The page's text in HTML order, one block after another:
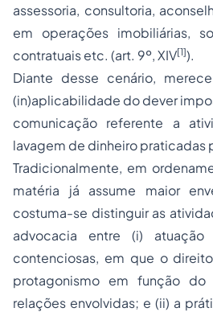
assessoria, consultoria,
em operações imobiliárias,
contratuais etc. (art. 9º, XIV[1]).
Diante desse cenário,
(in)aplicabilidade do dever
comunicação referente a
lavagem de dinheiropraticadas
Tradicionalmente, em
matéria já assume maior
costuma-se distinguir as
advocacia entre (i)
contenciosas, em que o
protagonismo em função
relações envolvidas; e (ii) a